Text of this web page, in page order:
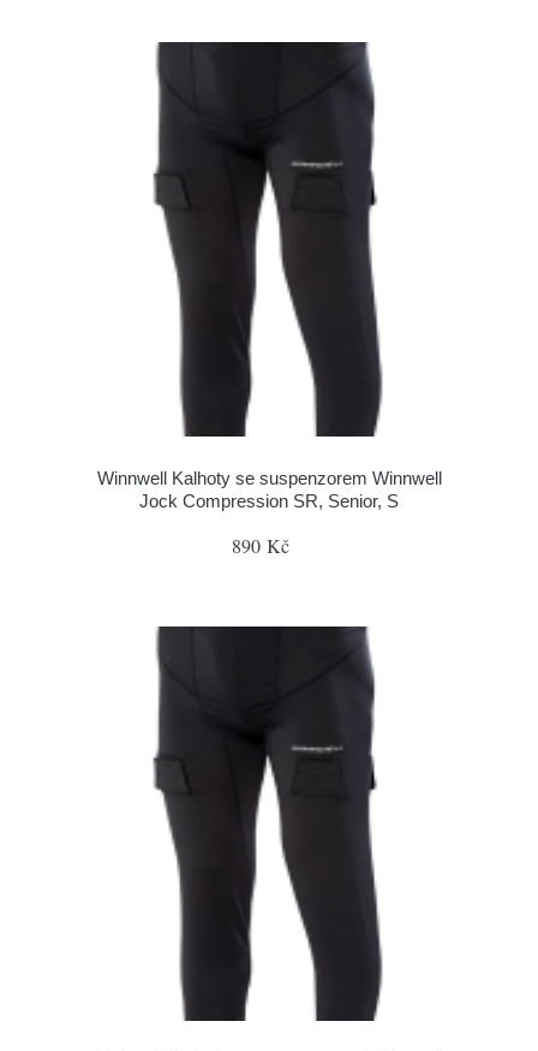
Winnwell Kalhoty se suspenzorem Winnwell
Jock Compression SR, Senior, S
890 Kč